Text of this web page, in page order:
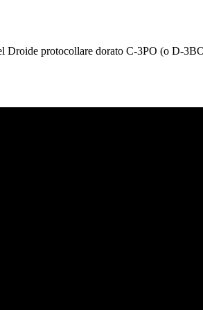
protocollare dorato C-3PO (o D-